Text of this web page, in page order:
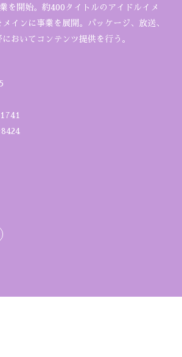
を開始。約400タイトルのアイドルイメ
インに事業を展開。パッケージ、放送、
おいてコンテンツ提供を行う。